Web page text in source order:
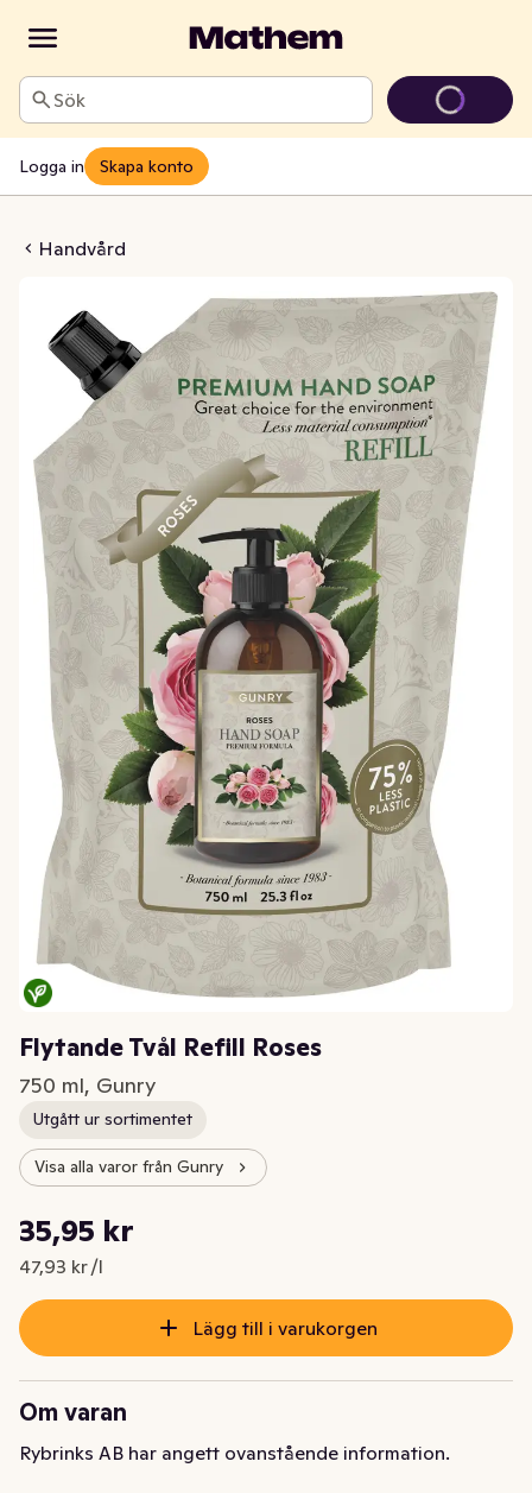
Sök
Logga in Skapa konto
Handvård
Refill Roses
Flytande Tvål Refill Roses
750 ml, Gunry
Utgått ur sortimentet
Visa alla varor från Gunry
Nuvarande pris är: 35,95 kr
35,95 kr
47,93 kr /l
Styckpris: 47,93 kr /l
Lägg till i varukorgen
Om varan
Rybrinks AB har angett ovanstående information.